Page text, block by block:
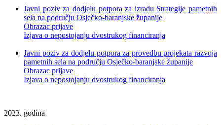
Javni poziv za dodjelu potpora za izradu Strategije pametnih
sela na području Osječko-baranjske županije
Obrazac prijave
Izjava o nepostojanju dvostrukog financiranja
Javni poziv za dodjelu potpora za provedbu projekata razvoja
pametnih sela na području Osječko-baranjske županije
Obrazac prijave
Izjava o nepostojanju dvostrukog financiranja
2023. godina